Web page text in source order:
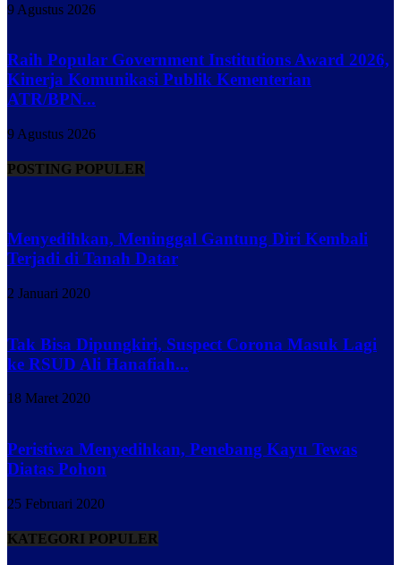
9 Agustus 2026
Raih Popular Government Institutions Award 2026,
Kinerja Komunikasi Publik Kementerian
ATR/BPN...
9 Agustus 2026
POSTING POPULER
Menyedihkan, Meninggal Gantung Diri Kembali
Terjadi di Tanah Datar
2 Januari 2020
Tak Bisa Dipungkiri, Suspect Corona Masuk Lagi
ke RSUD Ali Hanafiah...
18 Maret 2020
Peristiwa Menyedihkan, Penebang Kayu Tewas
Diatas Pohon
25 Februari 2020
KATEGORI POPULER